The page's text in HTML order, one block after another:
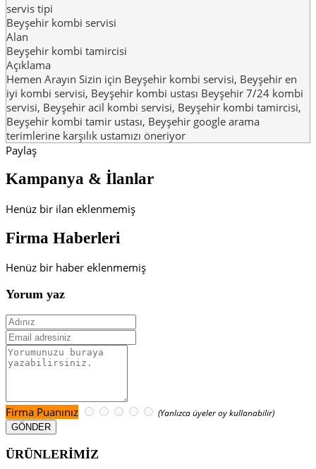
servis tipi
Beyşehir kombi servisi
Alan
Beyşehir kombi tamircisi
Açıklama
Hemen Arayın Sizin için Beyşehir kombi servisi, Beyşehir en
iyi kombi servisi, Beyşehir kombi ustası Beyşehir 7/24 kombi
servisi, Beyşehir acil kombi servisi, Beyşehir kombi tamircisi,
Beyşehir kombi tamir ustası, Beyşehir google arama
terimlerine karşılık ustamızı öneriyor
Paylaş
Kampanya & İlanlar
Henüz bir ilan eklenmemiş
Firma Haberleri
Henüz bir haber eklenmemiş
Yorum yaz
Firma Puanınız (Yanlızca üyeler oy kullanabilir)
ÜRÜNLERİMİZ